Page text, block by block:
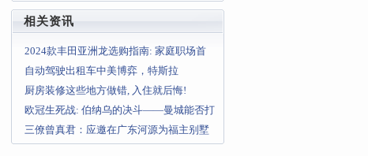
破皇马的欧冠魔咒?
相关资讯
2024款丰田亚洲龙选购指南: 家庭职场首
选 这三款配置最值
自动驾驶出租车中美博弈，特斯拉
Robotaxi能赶超中国？
厨房装修这些地方做错, 入住就后悔!
欧冠生死战: 伯纳乌的决斗——曼城能否打
破皇马的欧冠魔咒?
三僚曾真君：应邀在广东河源为福主别墅